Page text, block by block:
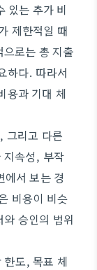
있는 추가 비
제한적일 때
로는 총 지출
하다. 따라서
용과 기대 체
그리고 다른
지속성, 부작
서 보는 경
비용이 비슷
승인의 범위
한도, 목표 체